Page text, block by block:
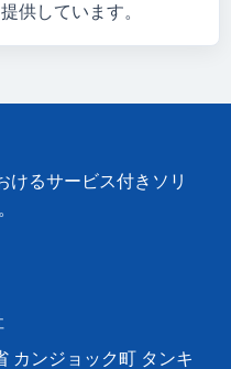
供しています。
けるサービス付きソリ
カンジョック町 タンキ